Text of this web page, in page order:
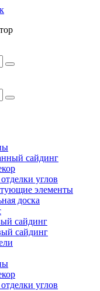
сайдинг
углов
элементы
доска
сайдинг
сайдинг
углов